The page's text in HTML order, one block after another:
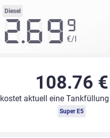
Diesel
2.69 9
€/l
108.76 €
kostet aktuell eine
Super E5